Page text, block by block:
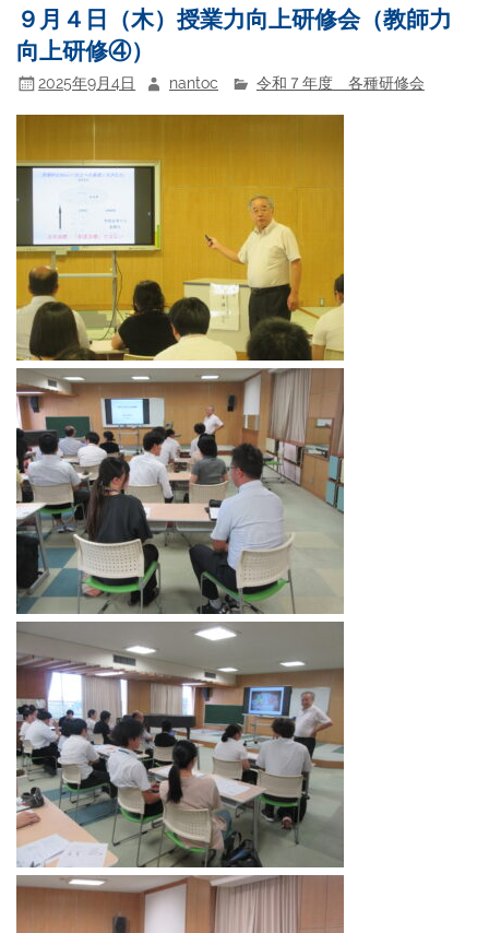
９月４日（木）授業力向上研修会（教師力
向上研修④）
2025年9月4日 nantoc 令和７年度 各種研修会